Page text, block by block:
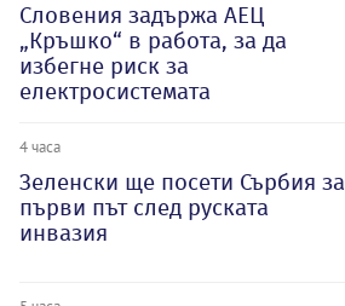
Словения задържа АЕЦ
„Кръшко“ в работа, за да
избегне риск за
електросистемата
4 часа
Зеленски ще посети Сърбия за
първи път след руската
инвазия